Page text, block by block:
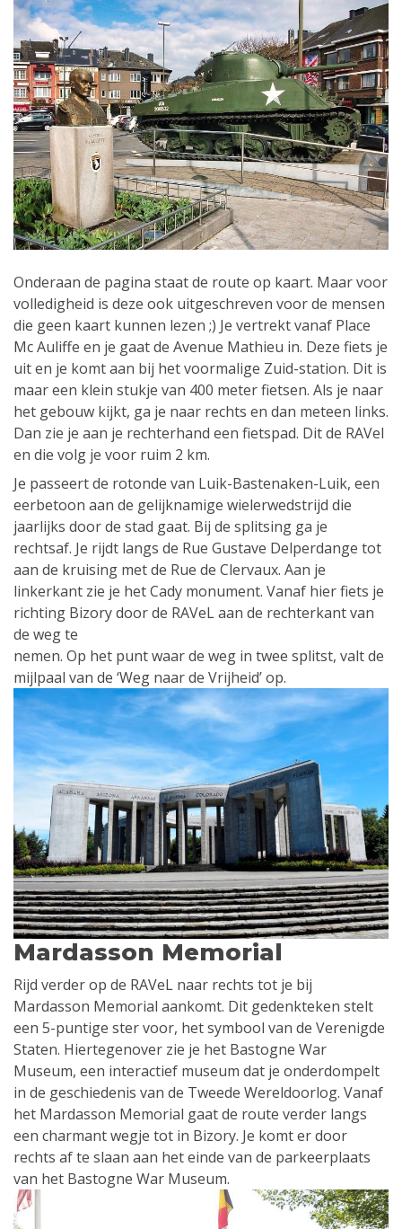
Onderaan de pagina staat de route op kaart. Maar voor
volledigheid is deze ook uitgeschreven voor de mensen
die geen kaart kunnen lezen ;) Je vertrekt vanaf Place
Mc Auliffe en je gaat de Avenue Mathieu in. Deze fiets je
uit en je komt aan bij het voormalige Zuid-station. Dit is
maar een klein stukje van 400 meter fietsen. Als je naar
het gebouw kijkt, ga je naar rechts en dan meteen links.
Dan zie je aan je rechterhand een fietspad. Dit de RAVel
en die volg je voor ruim 2 km.
Je passeert de rotonde van Luik-Bastenaken-Luik, een
eerbetoon aan de gelijknamige wielerwedstrijd die
jaarlijks door de stad gaat. Bij de splitsing ga je
rechtsaf. Je rijdt langs de Rue Gustave Delperdange tot
aan de kruising met de Rue de Clervaux. Aan je
linkerkant zie je het Cady monument. Vanaf hier fiets je
richting Bizory door de RAVeL aan de rechterkant van
de weg te
nemen. Op het punt waar de weg in twee splitst, valt de
mijlpaal van de ‘Weg naar de Vrijheid’ op.
Mardasson Memorial
Rijd verder op de RAVeL naar rechts tot je bij
Mardasson Memorial aankomt. Dit gedenkteken stelt
een 5-puntige ster voor, het symbool van de Verenigde
Staten. Hiertegenover zie je het Bastogne War
Museum, een interactief museum dat je onderdompelt
in de geschiedenis van de Tweede Wereldoorlog. Vanaf
het Mardasson Memorial gaat de route verder langs
een charmant wegje tot in Bizory. Je komt er door
rechts af te slaan aan het einde van de parkeerplaats
van het Bastogne War Museum.